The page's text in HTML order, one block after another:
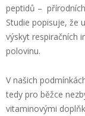
peptidů –
Studie popisuje, že
výskyt respiračních
polovinu.
V našich
tedy pro běžce
vitaminovými